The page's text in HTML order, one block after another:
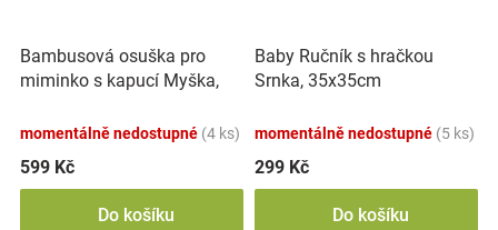
Bambusová osuška pro
miminko s kapucí Myška,
momentálně nedostupné (4 ks)
599 Kč
Do košíku
Baby Ručník s hračkou
Srnka, 35x35cm
momentálně nedostupné (5 ks)
299 Kč
Do košíku